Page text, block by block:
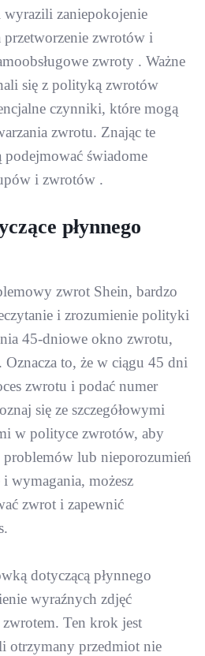
zaniepokojenie
przetworzenie zwrotów i
zwroty . Ważne
się z polityką zwrotów
czynniki, które mogą
zwrotu. Znając te
świadome
i zwrotów .
płynnego
zwrot Shein, bardzo
i zrozumienie polityki
45-dniowe okno zwrotu,
to, że w ciągu 45 dni
zwrotu i podać numer
się ze szczegółowymi
w polityce zwrotów, aby
lub nieporozumień
wymagania, możesz
zwrot i zapewnić
dotyczącą płynnego
wyraźnych zdjęć
Ten krok jest
otrzymany przedmiot nie